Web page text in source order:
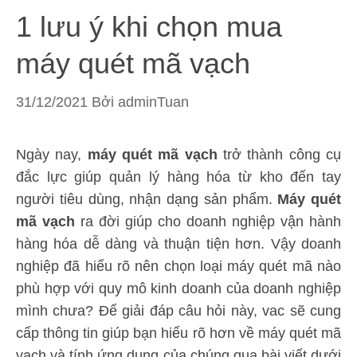
1 lưu ý khi chọn mua
máy quét mã vạch
31/12/2021 Bởi adminTuan
Ngày nay, máy quét mã vạch trở thành công cụ
đắc lực giúp quản lý hàng hóa từ kho đến tay
người tiêu dùng, nhận dạng sản phẩm. Máy quét
mã vạch ra đời giúp cho doanh nghiệp vận hành
hàng hóa dễ dàng và thuận tiện hơn. Vậy doanh
nghiệp đã hiểu rõ nên chọn loại máy quét mã nào
phù hợp với quy mô kinh doanh của doanh nghiệp
mình chưa? Để giải đáp câu hỏi này, vac sẽ cung
cấp thông tin giúp bạn hiểu rõ hơn về máy quét mã